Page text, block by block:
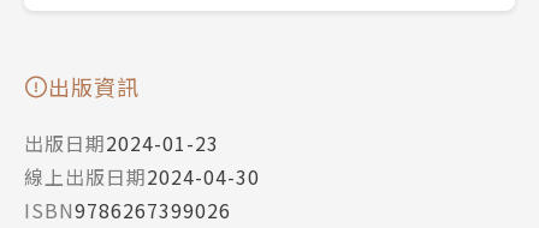
出版資訊
出版日期2024-01-23
線上出版日期2024-04-30
ISBN9786267399026